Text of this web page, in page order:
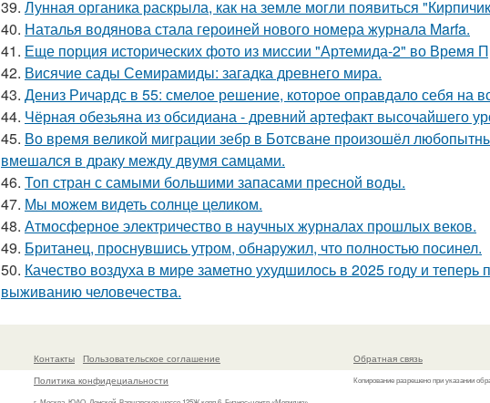
39. Лунная органика раскрыла, как на земле могли появиться
40. Наталья водянова стала героиней нового номера журнала Marfa.
41. Еще порция исторических фото из миссии "Артемида-2" во Время
42. Висячие сады Семирамиды: загадка древнего мира.
43. Дениз Ричардс в 55: смелое решение, которое оправдало себя на
44. Чёрная обезьяна из обсидиана - древний артефакт высочайшего
45. Во время великой миграции зебр в Ботсване произошёл
вмешался в драку между двумя самцами.
46. Топ стран с самыми большими запасами пресной воды.
47. Мы можем видеть солнце целиком.
48. Атмосферное электричество в научных журналах прошлых веков.
49. Британец, проснувшись утром, обнаружил, что полностью посинел.
50. Качество воздуха в мире заметно ухудшилось в 2025 году и теперь
выживанию человечества.
Контакты
Пользовательское соглашение
Политика конфидециальности
Обратная связь
Копирование разрешено при указании